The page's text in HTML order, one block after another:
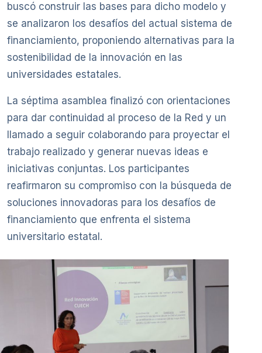
buscó construir las bases para dicho modelo y
se analizaron los desafíos del actual sistema de
financiamiento, proponiendo alternativas para la
sostenibilidad de la innovación en las
universidades estatales.
La séptima asamblea finalizó con orientaciones
para dar continuidad al proceso de la Red y un
llamado a seguir colaborando para proyectar el
trabajo realizado y generar nuevas ideas e
iniciativas conjuntas. Los participantes
reafirmaron su compromiso con la búsqueda de
soluciones innovadoras para los desafíos de
financiamiento que enfrenta el sistema
universitario estatal.